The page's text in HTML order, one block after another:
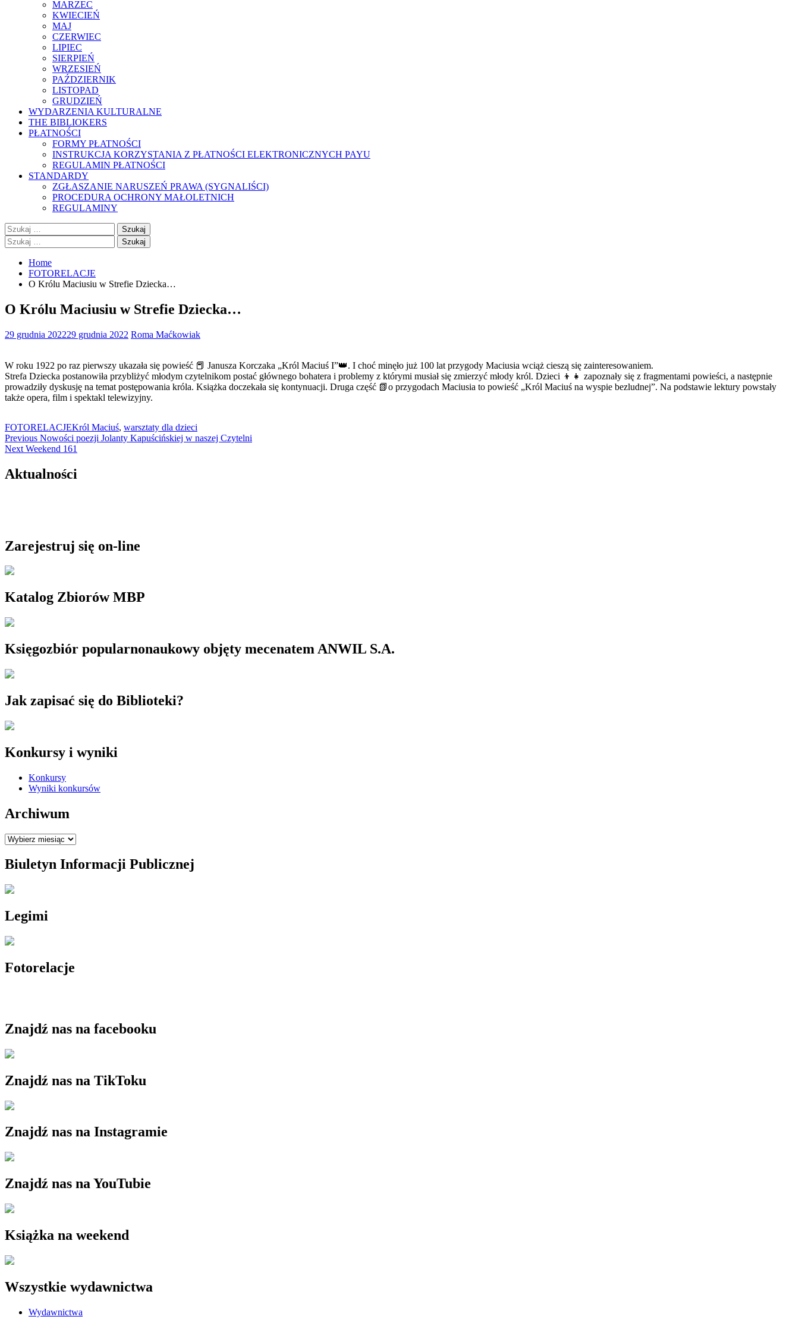
MARZEC
KWIECIEŃ
MAJ
CZERWIEC
LIPIEC
SIERPIEŃ
WRZESIEŃ
PAŹDZIERNIK
LISTOPAD
GRUDZIEŃ
WYDARZENIA KULTURALNE
THE BIBLIOKERS
PŁATNOŚCI
FORMY PŁATNOŚCI
INSTRUKCJA KORZYSTANIA Z PŁATNOŚCI ELEKTRONICZNYCH PAYU
REGULAMIN PŁATNOŚCI
STANDARDY
ZGŁASZANIE NARUSZEŃ PRAWA (SYGNALIŚCI)
PROCEDURA OCHRONY MAŁOLETNICH
REGULAMINY
Szukaj:
Szukaj:
Home
FOTORELACJE
O Królu Maciusiu w Strefie Dziecka…
O Królu Maciusiu w Strefie Dziecka…
29 grudnia 202229 grudnia 2022 Roma Maćkowiak
W roku 1922 po raz pierwszy ukazała się powieść 📕 Janusza Korczaka „Król Maciuś I”👑. I choć minęło już 100 lat przygody Maciusia wciąż cieszą się zainteresowaniem.
Strefa Dziecka postanowiła przybliżyć młodym czytelnikom postać głównego bohatera i problemy z którymi musiał się zmierzyć młody król. Dzieci 👦👧 zapoznały się z fragmentami powieści, a następnie
prowadziły dyskusję na temat postępowania króla. Książka doczekała się kontynuacji. Druga część 📗o przygodach Maciusia to powieść „Król Maciuś na wyspie bezludnej”. Na podstawie lektury powstały
także opera, film i spektakl telewizyjny.
FOTORELACJEKról Maciuś, warsztaty dla dzieci
Nawigacja
wpisu
Previous Previous
post:
Nowości poezji Jolanty Kapuścińskiej w naszej Czytelni
Next Next
Weekend 161
Aktualności
Zarejestruj się on-line
Katalog Zbiorów MBP
Księgozbiór popularnonaukowy objęty mecenatem ANWIL S.A.
Jak zapisać się do Biblioteki?
Konkursy i wyniki
Konkursy
Wyniki konkursów
Archiwum
Archiwum
Biuletyn Informacji Publicznej
Legimi
Fotorelacje
Znajdź nas na facebooku
Znajdź nas na TikToku
Znajdź nas na Instagramie
Znajdź nas na YouTubie
Książka na weekend
Wszystkie wydawnictwa
Wydawnictwa